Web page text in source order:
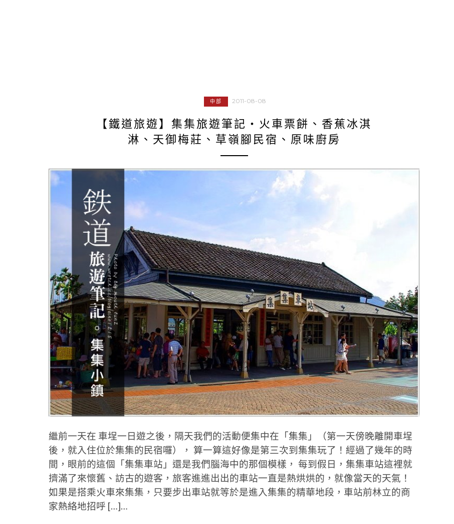
中部 2011-08-08
【鐵道旅遊】集集旅遊筆記‧火車票餅、香蕉冰淇
淋、天御梅莊、草嶺腳民宿、原味廚房
繼前一天在 車埕一日遊之後，隔天我們的活動便集中在「集集」（第一天傍晚離開車埕
後，就入住位於集集的民宿囉）， 算一算這好像是第三次到集集玩了！經過了幾年的時
間，眼前的這個「集集車站」還是我們腦海中的那個模樣， 每到假日，集集車站這裡就
擠滿了來懷舊、訪古的遊客，旅客進進出出的車站一直是熱烘烘的，就像當天的天氣！
如果是搭乘火車來集集，只要步出車站就等於是進入集集的精華地段，車站前林立的商
家熱絡地招呼 […]…